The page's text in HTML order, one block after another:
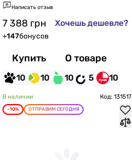
Написать отзыв
7 388 грн Хочешь дешевле?
+147бонусов
Купить О товаре
10 10 10 5 10
В наличии Код: 131517
-10% ОТПРАВИМ СЕГОДНЯ